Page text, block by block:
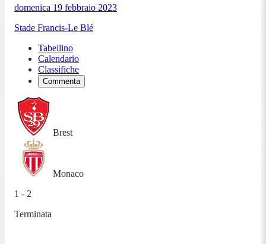
domenica 19 febbraio 2023
Stade Francis-Le Blé
Tabellino
Calendario
Classifiche
Commenta
Brest
Monaco
1 - 2
Terminata